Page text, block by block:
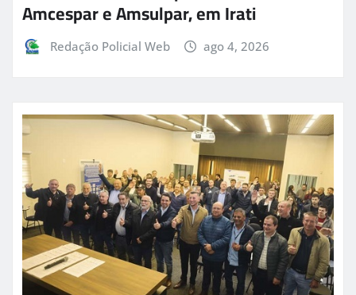
Amcespar e Amsulpar, em Irati
Redação Policial Web ago 4, 2026